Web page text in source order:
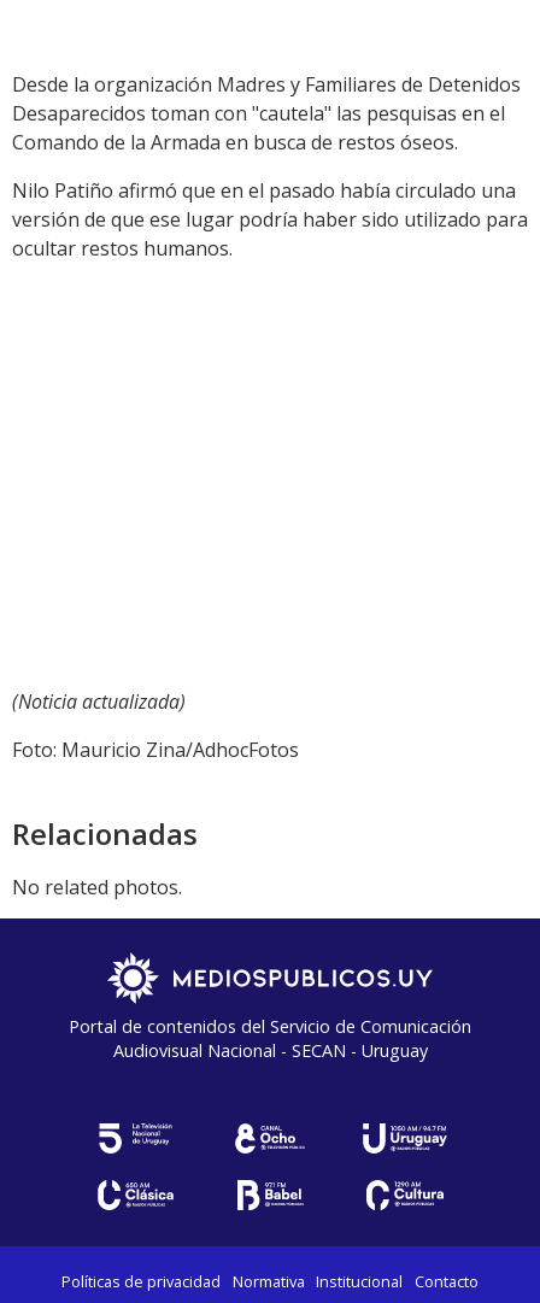
Desde la organización Madres y Familiares de Detenidos
Desaparecidos toman con "cautela" las pesquisas en el
Comando de la Armada en busca de restos óseos.
Nilo Patiño afirmó que en el pasado había circulado una
versión de que ese lugar podría haber sido utilizado para
ocultar restos humanos.
(Noticia actualizada)
Foto: Mauricio Zina/AdhocFotos
Relacionadas
No related photos.
Portal de contenidos del Servicio de Comunicación
Audiovisual Nacional - SECAN - Uruguay
Políticas de privacidad Normativa Institucional Contacto